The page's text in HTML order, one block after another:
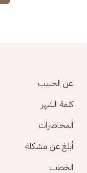
Footer menu
عن الحبيب
كلمة الشهر
المحاضرات
أبلغ عن مشكلة
الخطب